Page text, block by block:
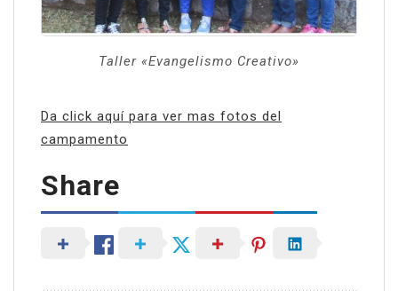
Taller «Evangelismo Creativo»
Da click aquí para ver mas fotos del
campamento
Share